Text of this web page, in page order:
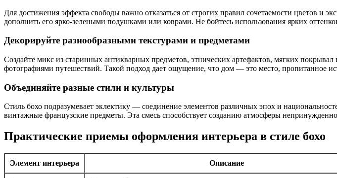
Для достижения эффекта свободы важно отказаться от строгих правил сочетаемости цветов
дополнить его ярко-зелеными подушками или коврами. Не бойтесь использования ярких
Декорируйте разнообразными текстурами и предметами
Создайте микс из старинных антикварных предметов, этнических артефактов, мягких
фотографиями путешествий. Такой подход дает ощущение, что дом — это место, пропитанное
Объединяйте разные стили и культуры
Стиль бохо подразумевает эклектику — соединение элементов различных эпох и
винтажные французские предметы. Эта смесь способствует созданию атмосферы
Практические приемы оформления интерьера в стиле бохо
Элемент интерьера Описание